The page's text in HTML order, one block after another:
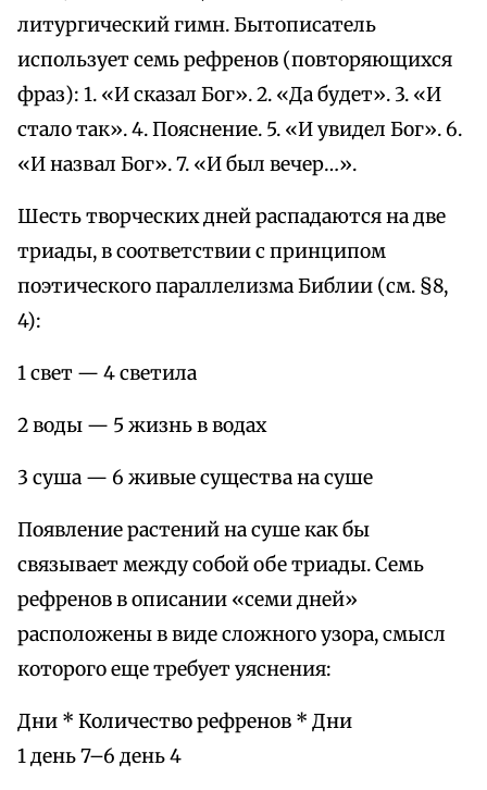
литургический гимн. Бытописатель
использует семь рефренов (повторяющихся
фраз): 1. «И сказал Бог». 2. «Да будет». 3. «И
стало так». 4. Пояснение. 5. «И увидел Бог». 6.
«И назвал Бог». 7. «И был вечер…».
Шесть творческих дней распадаются на две
триады, в соответствии с принципом
поэтического параллелизма Библии (см. §8,
4):
1 свет — 4 светила
2 воды — 5 жизнь в водах
3 суша — 6 живые существа на суше
Появление растений на суше как бы
связывает между собой обе триады. Семь
рефренов в описании «семи дней»
расположены в виде сложного узора, смысл
которого еще требует уяснения:
Дни * Количество рефренов * Дни
1 день 7–6 день 4